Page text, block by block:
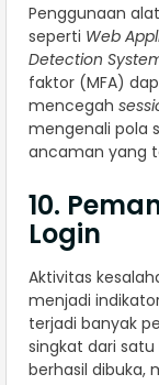
Penggunaan
seperti Web
Detection
faktor (MFA)
mencegah
mengenali pola
ancaman yang
10.
Login
Aktivitas
menjadi
terjadi banyak
singkat dari satu
berhasil dibuka,